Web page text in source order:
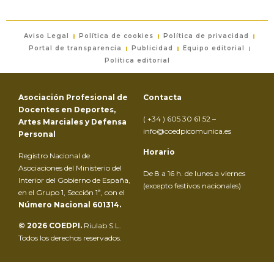
Aviso Legal Política de cookies
Política de privacidad
Portal de transparencia
Publicidad
Equipo editorial
Política editorial
Asociación Profesional de
Docentes en Deportes,
Artes Marciales y Defensa
Personal
Registro Nacional de
Asociaciones del Ministerio del
Interior del Gobierno de España,
en el Grupo 1, Sección 1ª, con el
Número Nacional 601314.
© 2026 COEDPI. Riulab S.L.
Todos los derechos reservados.
Contacta
( +34 ) 605 30 61 52 –
info@coedpicomunica.es
Horario
De 8 a 16 h. de lunes a viernes
(excepto festivos nacionales)